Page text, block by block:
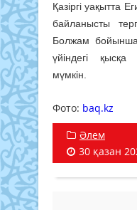
Қазіргі уақытта
байланысты
Болжам
үйіндегі
мүмкін.
Фото: ​ baq.kz
Әлем
30 қазан